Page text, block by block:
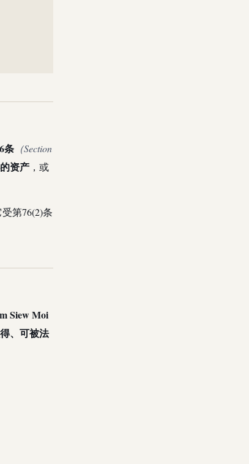
条 （Section
资产 ，或
第76(2)条
Siew Moi
、可被法